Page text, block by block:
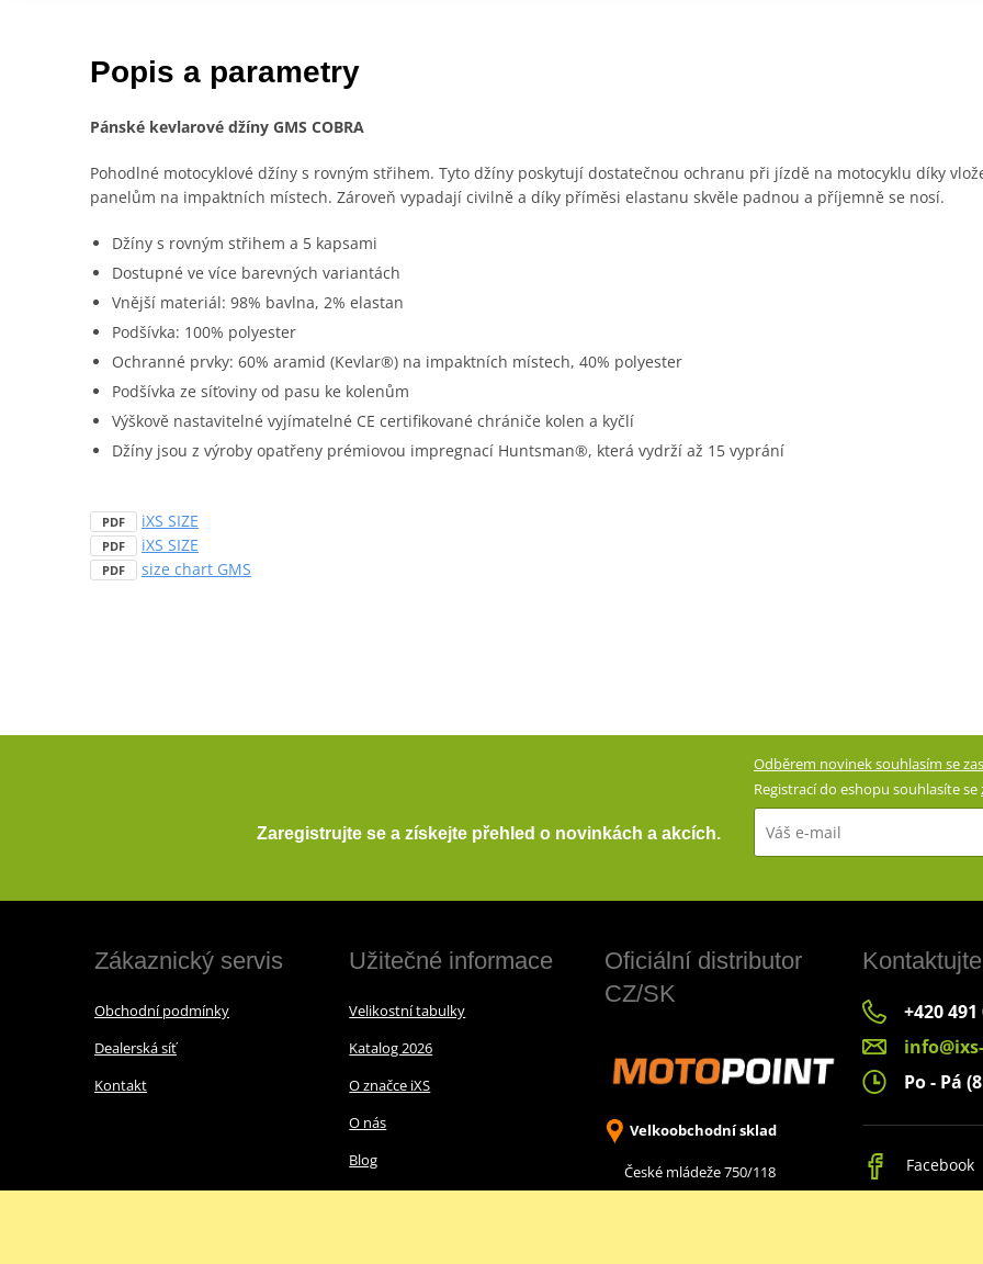
Popis a parametry
Pánské kevlarové džíny GMS COBRA
Pohodlné motocyklové džíny s rovným střihem. Tyto džíny poskytují dostatečnou ochranu při jízdě na motocyklu díky
panelům na impaktních místech. Zároveň vypadají civilně a díky příměsi elastanu skvěle padnou a příjemně se nosí.
Džíny s rovným střihem a 5 kapsami
Dostupné ve více barevných variantách
Vnější materiál: 98% bavlna, 2% elastan
Podšívka: 100% polyester
Ochranné prvky: 60% aramid (Kevlar®) na impaktních místech, 40% polyester
Podšívka ze síťoviny od pasu ke kolenům
Výškově nastavitelné vyjímatelné CE certifikované chrániče kolen a kyčlí
Džíny jsou z výroby opatřeny prémiovou impregnací Huntsman®, která vydrží až 15 vyprání
PDF iXS SIZE
PDF iXS SIZE
PDF size chart GMS
Zaregistrujte se a získejte přehled o novinkách a akcích.
Odběrem novinek souhlasím se
Registrací do eshopu souhlasíte se
Zákaznický servis
Obchodní podmínky
Dealerská síť
Kontakt
Užitečné informace
Velikostní tabulky
Katalog 2026
O značce iXS
O nás
Blog
Oficiální distributor
CZ/SK
Velkoobchodní sklad
České mládeže 750/118
+420 491
Po - Pá
Facebook